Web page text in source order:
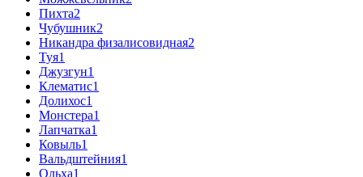
Пихта2
Чубушник2
Никандра физалисовидная2
Туя1
Джузгун1
Клематис1
Долихос1
Монстера1
Лапчатка1
Ковыль1
Вальдштейния1
Ольха1